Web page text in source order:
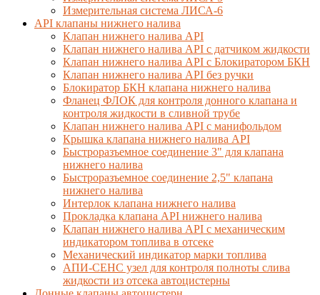
Измерительная система ЛИСА-6
API клапаны нижнего налива
Клапан нижнего налива API
Клапан нижнего налива API с датчиком жидкости
Клапан нижнего налива API с Блокиратором БКН
Клапан нижнего налива API без ручки
Блокиратор БКН клапана нижнего налива
Фланец ФЛОК для контроля донного клапана и
контроля жидкости в сливной трубе
Клапан нижнего налива API с манифольдом
Крышка клапана нижнего налива API
Быстроразъемное соединение 3" для клапана
нижнего налива
Быстроразъемное соединение 2,5" клапана
нижнего налива
Интерлок клапана нижнего налива
Прокладка клапана API нижнего налива
Клапан нижнего налива API с механическим
индикатором топлива в отсеке
Механический индикатор марки топлива
АПИ-СЕНС узел для контроля полноты слива
жидкости из отсека автоцистерны